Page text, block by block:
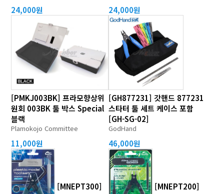
24,000원 24,000원
[PMKJ003BK] 프라모향상위
원회 003BK 툴 박스 Special
블랙
Plamokojo Committee
11,000원
[GH877231] 갓핸드 877231
스타터 툴 세트 케이스 포함
[GH-SG-02]
GodHand
46,000원
[MNEPT300] [MNEPT200]